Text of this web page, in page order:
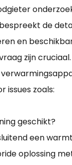
de
en
zijn cruciaal.
issues zoals:
geschikt?
een
oplossing